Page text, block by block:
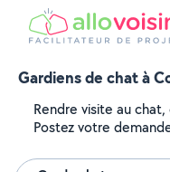
Gardiens de chat à
Rendre visite au
Postez votre